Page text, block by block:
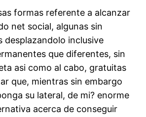
formas referente a alcanzar
net social, algunas sin
desplazandolo inclusive
que diferentes, sin
asi como al cabo, gratuitas
que, mientras sin embargo
su lateral, de mi? enorme
acerca de conseguir